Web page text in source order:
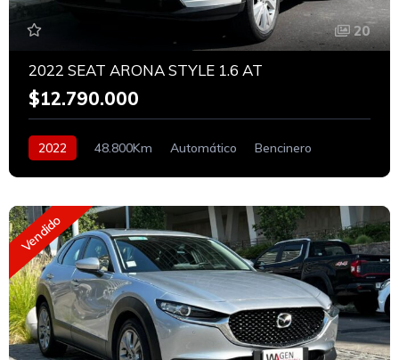
20
2022 SEAT ARONA STYLE 1.6 AT
$12.790.000
2022 48.800Km Automático Bencinero
Vendido